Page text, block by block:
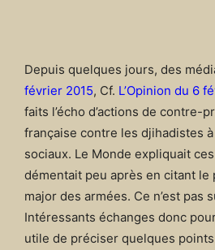
Depuis quelques jours, des
février 2015, Cf. L’Opinion du 6
faits l’écho d’actions de contre-
française contre les djihadistes
sociaux. Le Monde expliquait
démentait peu après en citant le
major des armées. Ce n’est pas
Intéressants échanges donc
utile de préciser quelques